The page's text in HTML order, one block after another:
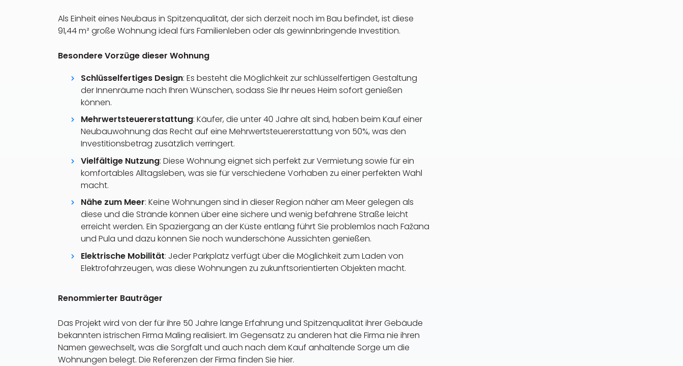
Als Einheit eines Neubaus in Spitzenqualität, der sich derzeit noch im Bau befindet, ist diese
91,44 m² große Wohnung ideal fürs Familienleben oder als gewinnbringende Investition.
Besondere Vorzüge dieser Wohnung
Schlüsselfertiges Design: Es besteht die Möglichkeit zur schlüsselfertigen Gestaltung
der Innenräume nach Ihren Wünschen, sodass Sie Ihr neues Heim sofort genießen
können.
Mehrwertsteuererstattung: Käufer, die unter 40 Jahre alt sind, haben beim Kauf einer
Neubauwohnung das Recht auf eine Mehrwertsteuererstattung von 50%, was den
Investitionsbetrag zusätzlich verringert.
Vielfältige Nutzung: Diese Wohnung eignet sich perfekt zur Vermietung sowie für ein
komfortables Alltagsleben, was sie für verschiedene Vorhaben zu einer perfekten Wahl
macht.
Nähe zum Meer: Keine Wohnungen sind in dieser Region näher am Meer gelegen als
diese und die Strände können über eine sichere und wenig befahrene Straße leicht
erreicht werden. Ein Spaziergang an der Küste entlang führt Sie problemlos nach Fažana
und Pula und dazu können Sie noch wunderschöne Aussichten genießen.
Elektrische Mobilität: Jeder Parkplatz verfügt über die Möglichkeit zum Laden von
Elektrofahrzeugen, was diese Wohnungen zu zukunftsorientierten Objekten macht.
Renommierter Bauträger
Das Projekt wird von der für ihre 50 Jahre lange Erfahrung und Spitzenqualität ihrer Gebäude
bekannten istrischen Firma Maling realisiert. Im Gegensatz zu anderen hat die Firma nie ihren
Namen gewechselt, was die Sorgfalt und auch nach dem Kauf anhaltende Sorge um die
Wohnungen belegt. Die Referenzen der Firma finden Sie hier.